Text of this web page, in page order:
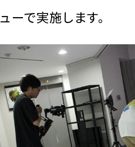
ューで実施します。